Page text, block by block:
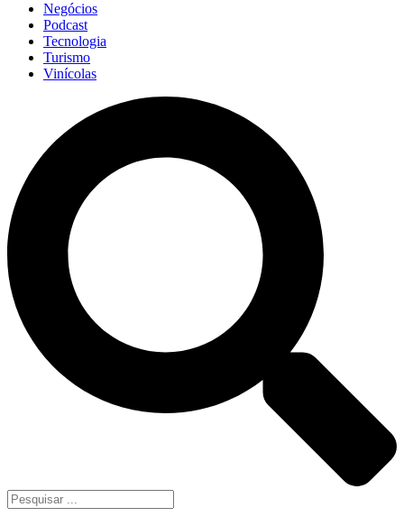
Negócios
Podcast
Tecnologia
Turismo
Vinícolas